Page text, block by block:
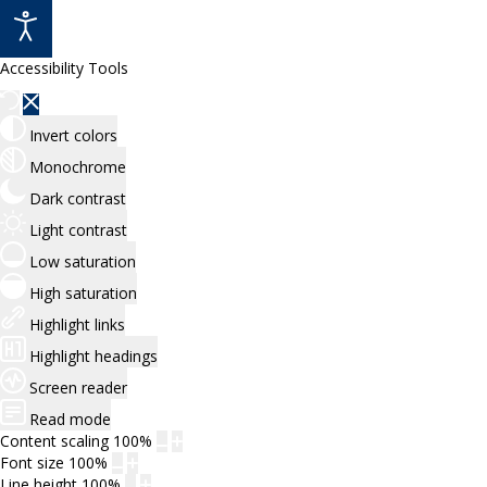
Accessibility Tools
Invert colors
Monochrome
Dark contrast
Light contrast
Low saturation
High saturation
Highlight links
Highlight headings
Screen reader
Read mode
Content scaling 100%
Font size 100%